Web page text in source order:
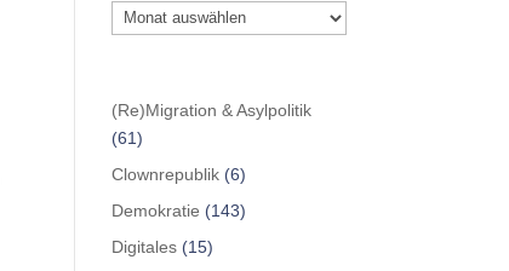
(Re)Migration & Asylpolitik
(61)
Clownrepublik (6)
Demokratie (143)
Digitales (15)